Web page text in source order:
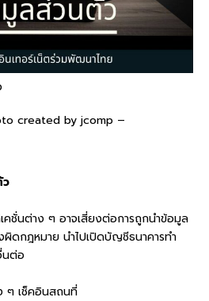
created by jcomp –
คชั่นต่าง ๆ อาจเสี่ยงต่อการถูกนำข้อมูล
งผิดกฎหมาย นำไปเปิดบัญชีธนาคารทำ
นต่อ
ๆ เช็คอินสถนที่